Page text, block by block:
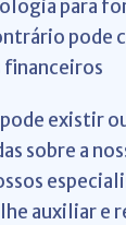
para
pode
financeiros
existir
sobre a
auxiliar e